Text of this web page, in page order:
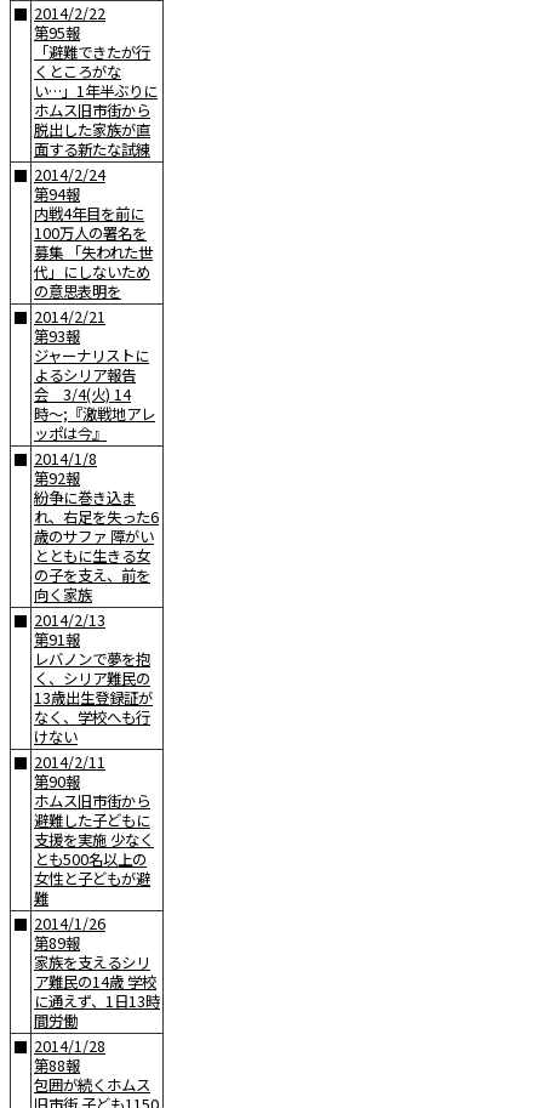
■ 2014/2/22
第95報
「避難できたが行
くところがな
い…」1年半ぶりに
ホムス旧市街から
脱出した家族が直
面する新たな試練
■ 2014/2/24
第94報
内戦4年目を前に
100万人の署名を
募集 「失われた世
代」にしないため
の意思表明を
■ 2014/2/21
第93報
ジャーナリストに
よるシリア報告
会 3/4(火) 14
時〜;『激戦地アレ
ッポは今』
■ 2014/1/8
第92報
紛争に巻き込ま
れ、右足を失った6
歳のサファ 障がい
とともに生きる女
の子を支え、前を
向く家族
■ 2014/2/13
第91報
レバノンで夢を抱
く、シリア難民の
13歳出生登録証が
なく、学校へも行
けない
■ 2014/2/11
第90報
ホムス旧市街から
避難した子どもに
支援を実施 少なく
とも500名以上の
女性と子どもが避
難
■ 2014/1/26
第89報
家族を支えるシリ
ア難民の14歳 学校
に通えず、1日13時
間労働
■ 2014/1/28
第88報
包囲が続くホムス